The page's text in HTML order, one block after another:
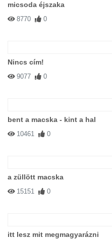
micsoda éjszaka
8770 0
Nincs cím!
9077 0
bent a macska - kint a hal
10461 0
a züllött macska
15151 0
itt lesz mit megmagyarázni